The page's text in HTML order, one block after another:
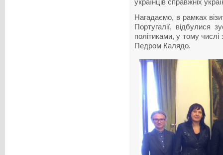
українців справжніх
Нагадаємо, в рамках
Португалії, відбулися
політиками, у тому
Педром Калядо.